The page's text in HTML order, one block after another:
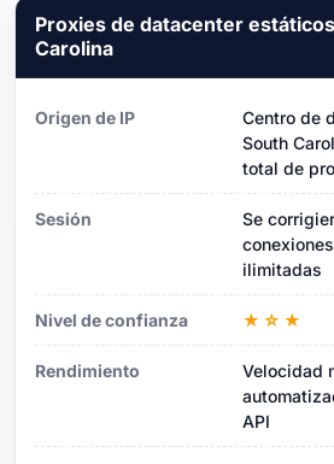
Proxies de datacenter
Carolina
Origen de IP
Centro de
South
total de
Sesión
Se
ilimitadas
Nivel de confianza ★☆★
Rendimiento
Velocidad
API